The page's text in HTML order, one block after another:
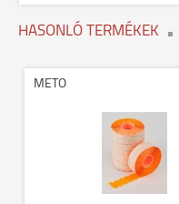
HASONLÓ TERMÉKEK
METO